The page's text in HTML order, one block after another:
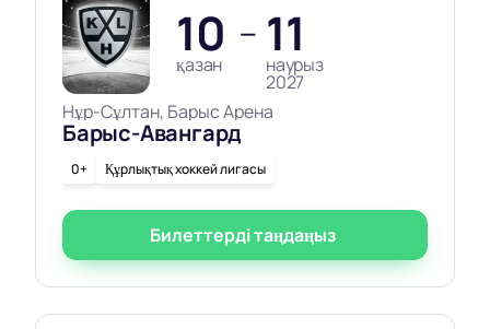
10
қазан
— 11
наурыз
2027
Нұр-Сұлтан, Барыс Арена
Барыс-Авангард
0+ Құрлықтық хоккей лигасы
Билеттерді таңдаңыз